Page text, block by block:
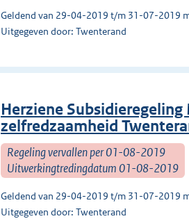
Geldend van 29-04-2019 t/m 31-07-2019
Uitgegeven door: Twenterand
Herziene
zelfredzaamheid
Regeling vervallen per 01-08-2019
Uitwerkingtredingdatum 01-08-2019
Geldend van 29-04-2019 t/m 31-07-2019
Uitgegeven door: Twenterand